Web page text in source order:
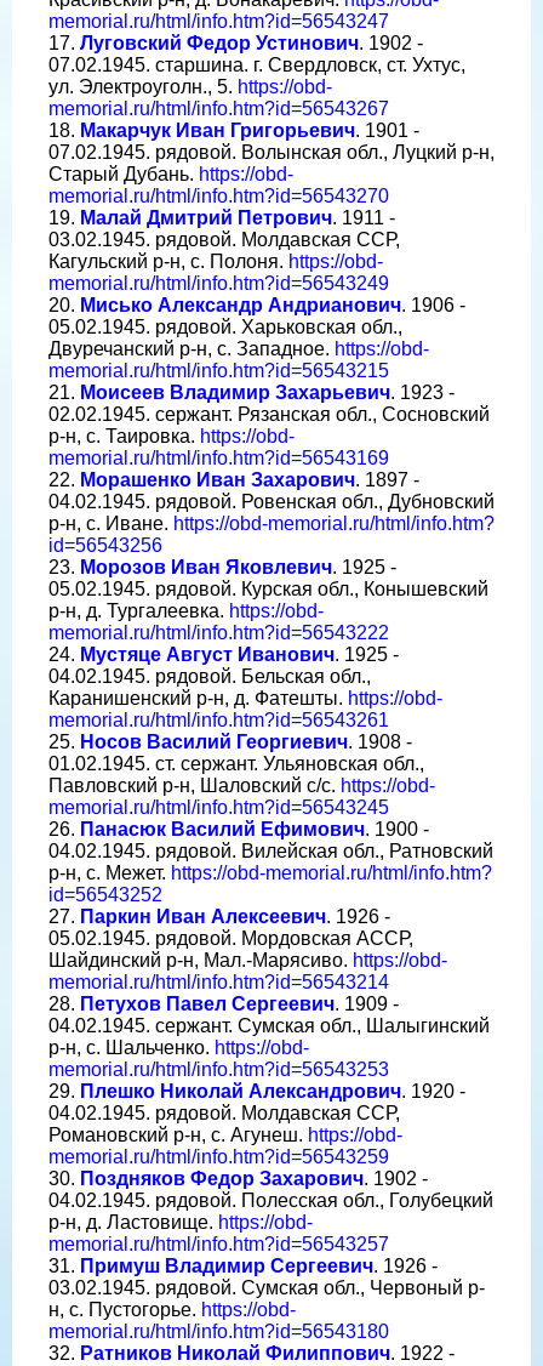
memorial.ru/html/info.htm?id=56543247
17. Луговский Федор Устинович. 1902 -
07.02.1945. старшина. г. Свердловск, ст. Ухтус,
ул. Электроуголн., 5. https://obd-
memorial.ru/html/info.htm?id=56543267
18. Макарчук Иван Григорьевич. 1901 -
07.02.1945. рядовой. Волынская обл., Луцкий р-н,
Старый Дубань. https://obd-
memorial.ru/html/info.htm?id=56543270
19. Малай Дмитрий Петрович. 1911 -
03.02.1945. рядовой. Молдавская ССР,
Кагульский р-н, с. Полоня. https://obd-
memorial.ru/html/info.htm?id=56543249
20. Мисько Александр Андрианович. 1906 -
05.02.1945. рядовой. Харьковская обл.,
Двуречанский р-н, с. Западное. https://obd-
memorial.ru/html/info.htm?id=56543215
21. Моисеев Владимир Захарьевич. 1923 -
02.02.1945. сержант. Рязанская обл., Сосновский
р-н, с. Таировка. https://obd-
memorial.ru/html/info.htm?id=56543169
22. Морашенко Иван Захарович. 1897 -
04.02.1945. рядовой. Ровенская обл., Дубновский
р-н, с. Иване. https://obd-memorial.ru/html/info.htm?
id=56543256
23. Морозов Иван Яковлевич. 1925 -
05.02.1945. рядовой. Курская обл., Конышевский
р-н, д. Тургалеевка. https://obd-
memorial.ru/html/info.htm?id=56543222
24. Мустяце Август Иванович. 1925 -
04.02.1945. рядовой. Бельская обл.,
Каранишенский р-н, д. Фатешты. https://obd-
memorial.ru/html/info.htm?id=56543261
25. Носов Василий Георгиевич. 1908 -
01.02.1945. ст. сержант. Ульяновская обл.,
Павловский р-н, Шаловский с/с. https://obd-
memorial.ru/html/info.htm?id=56543245
26. Панасюк Василий Ефимович. 1900 -
04.02.1945. рядовой. Вилейская обл., Ратновский
р-н, с. Межет. https://obd-memorial.ru/html/info.htm?
id=56543252
27. Паркин Иван Алексеевич. 1926 -
05.02.1945. рядовой. Мордовская АССР,
Шайдинский р-н, Мал.-Марясиво. https://obd-
memorial.ru/html/info.htm?id=56543214
28. Петухов Павел Сергеевич. 1909 -
04.02.1945. сержант. Сумская обл., Шалыгинский
р-н, с. Шальченко. https://obd-
memorial.ru/html/info.htm?id=56543253
29. Плешко Николай Александрович. 1920 -
04.02.1945. рядовой. Молдавская ССР,
Романовский р-н, с. Агунеш. https://obd-
memorial.ru/html/info.htm?id=56543259
30. Поздняков Федор Захарович. 1902 -
04.02.1945. рядовой. Полесская обл., Голубецкий
р-н, д. Ластовище. https://obd-
memorial.ru/html/info.htm?id=56543257
31. Примуш Владимир Сергеевич. 1926 -
03.02.1945. рядовой. Сумская обл., Червоный р-
н, с. Пустогорье. https://obd-
memorial.ru/html/info.htm?id=56543180
32. Ратников Николай Филиппович. 1922 -